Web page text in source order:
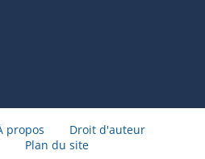
propos
Droit d'auteur
Plan du site